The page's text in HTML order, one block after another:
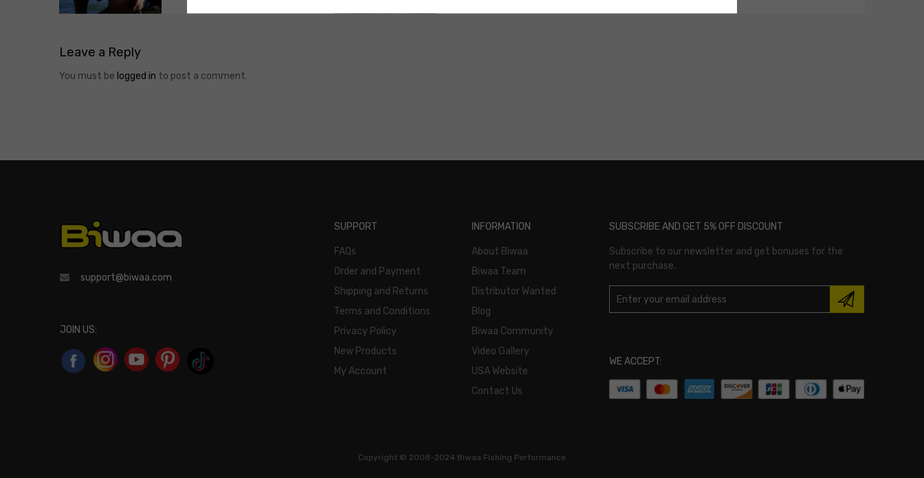
Leave a Reply
You must be logged in to post a comment.
support@biwaa.com
JOIN US:
SUPPORT
FAQs
Order and Payment
Shipping and Returns
Terms and Conditions
Privacy Policy
New Products
My Account
INFORMATION
About Biwaa
Biwaa Team
Distributor Wanted
Blog
Biwaa Community
Video Gallery
USA Website
Contact Us
SUBSCRIBE AND GET 5% OFF DISCOUNT
Subscribe to our newsletter and get bonuses for the
next purchase.
WE ACCEPT:
Copyright © 2008-2024 Biwaa Fishing Performance